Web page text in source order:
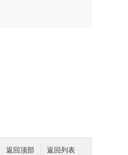
返回列表
返回顶部